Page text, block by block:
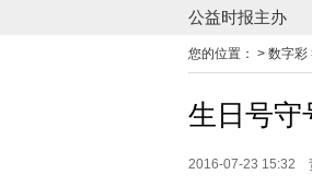
公益时报主办
您的位置： > 数字彩
生日号守
2016-07-23 15:32